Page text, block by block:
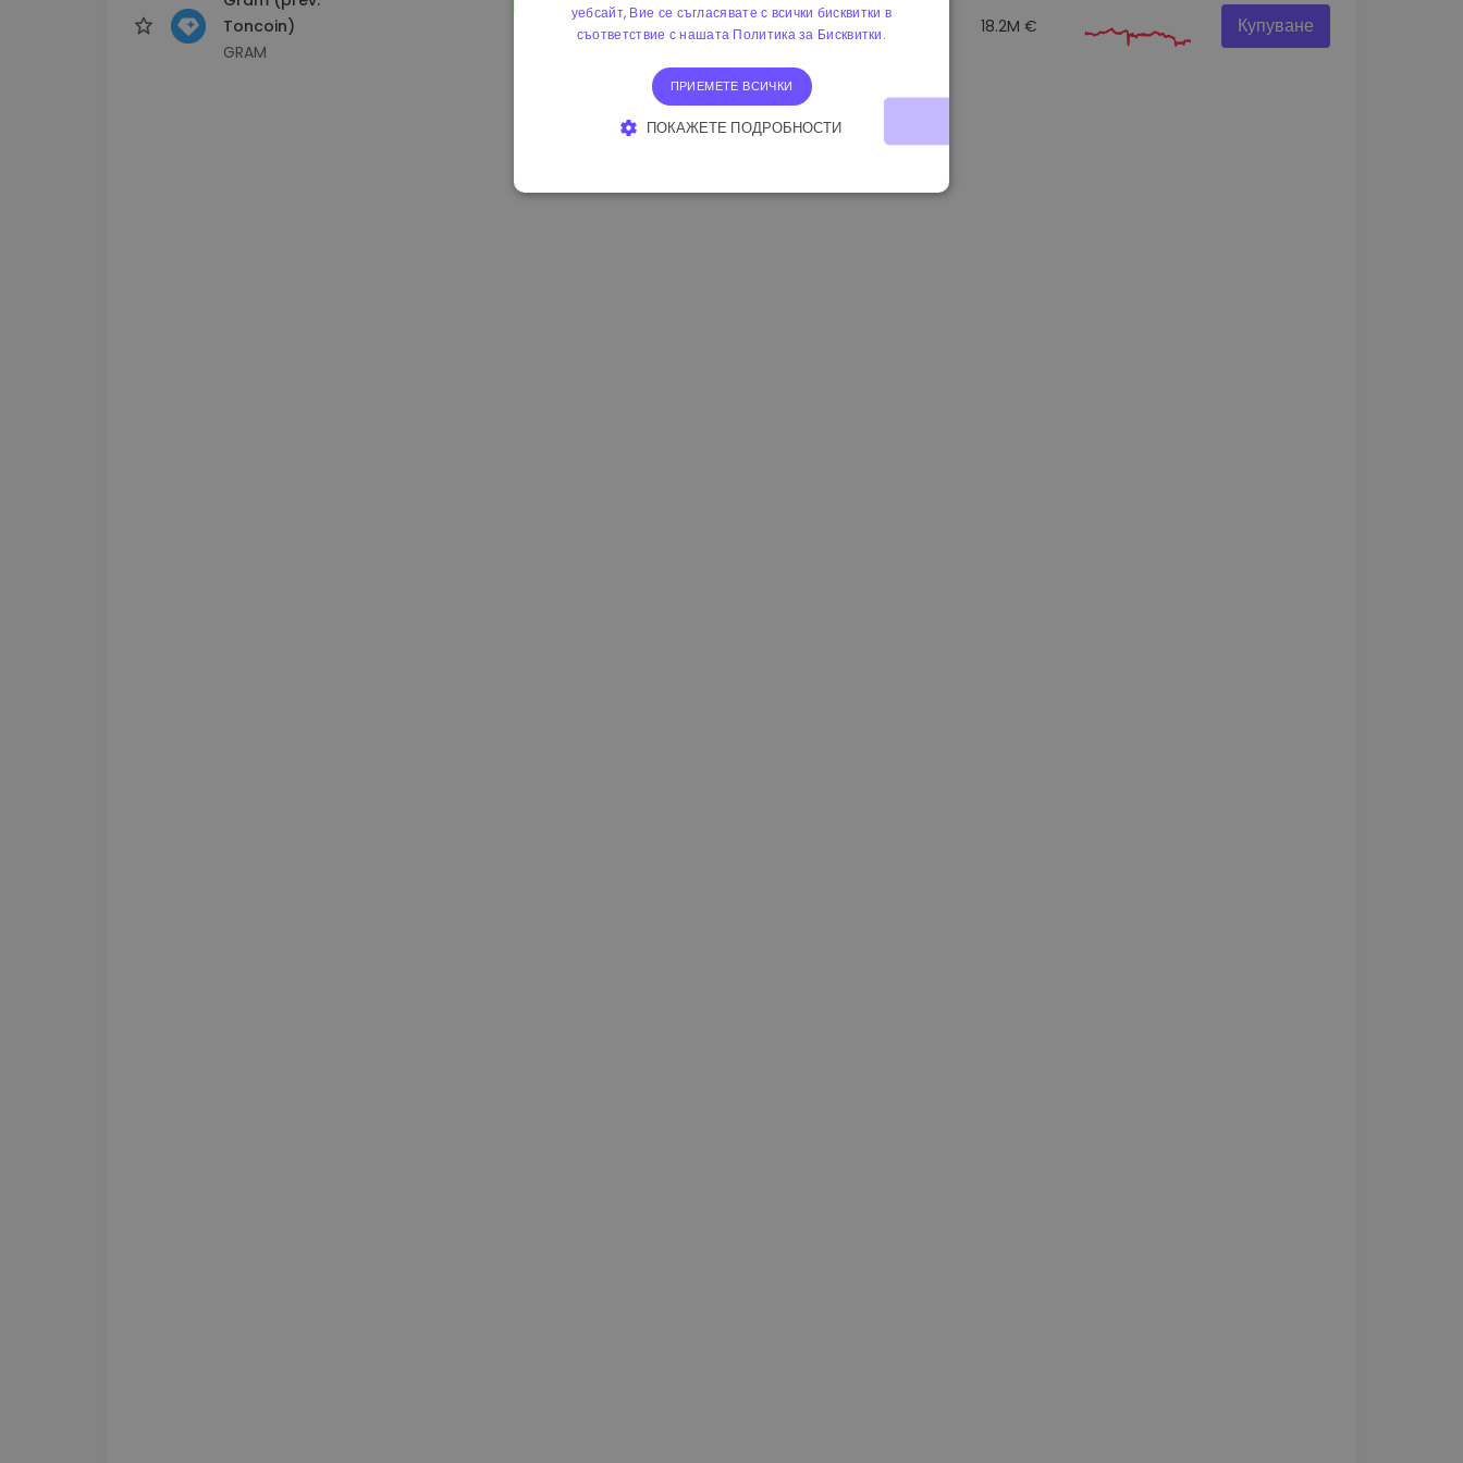
Toncoin)
GRAM
1.170000 € +2.60% 18.2M € Купуване
уебсайт, Вие се съгласявате с всички бисквитки в
съответствие с нашата Политика за Бисквитки.
ПРИЕМЕТЕ ВСИЧКИ
ПОКАЖЕТЕ ПОДРОБНОСТИ